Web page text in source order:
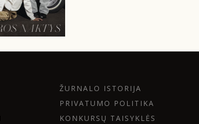
ŽURNALO ISTORIJA
PRIVATUMO POLITIKA
KONKURSŲ TAISYKLĖS